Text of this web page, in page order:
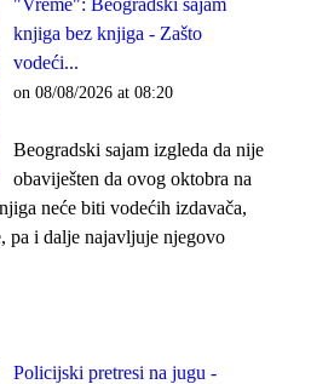
knjiga bez knjiga - Zašto
vodeći...
on 08/08/2026 at 08:20
Beogradski sajam izgleda da nije
obaviješten da ovog oktobra na
neće biti vodećih izdavača,
pa i dalje najavljuje njegovo
Policijski pretresi na jugu -